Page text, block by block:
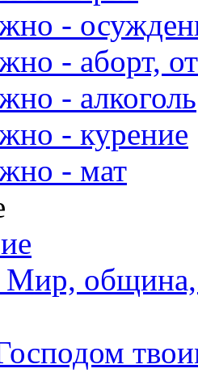
-
- аборт,
- алкоголь
- курение
- мат